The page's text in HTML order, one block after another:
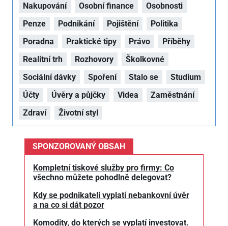
Nakupování
Osobní finance
Osobnosti
Penze
Podnikání Pojištění
Politika
Poradna
Praktické tipy Právo
Příběhy
Realitní trh
Rozhovory
Školkovné
Sociální dávky
Spoření Stalo se
Studium
Účty
Úvěry a půjčky Videa
Zaměstnání
Zdraví
Životní styl
SPONZOROVANÝ OBSAH
Kompletní tiskové služby pro firmy: Co
všechno můžete pohodlně delegovat?
Kdy se podnikateli vyplatí nebankovní úvěr
a na co si dát pozor
Komodity, do kterých se vyplatí investovat.